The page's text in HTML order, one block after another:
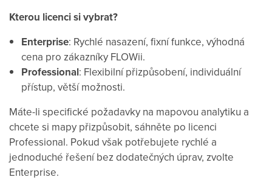
Kterou licenci si vybrat?
Enterprise: Rychlé nasazení, fixní funkce, výhodná
cena pro zákazníky FLOWii.
Professional: Flexibilní přizpůsobení, individuální
přístup, větší možnosti.
Máte-li specifické požadavky na mapovou analytiku a
chcete si mapy přizpůsobit, sáhněte po licenci
Professional. Pokud však potřebujete rychlé a
jednoduché řešení bez dodatečných úprav, zvolte
Enterprise.